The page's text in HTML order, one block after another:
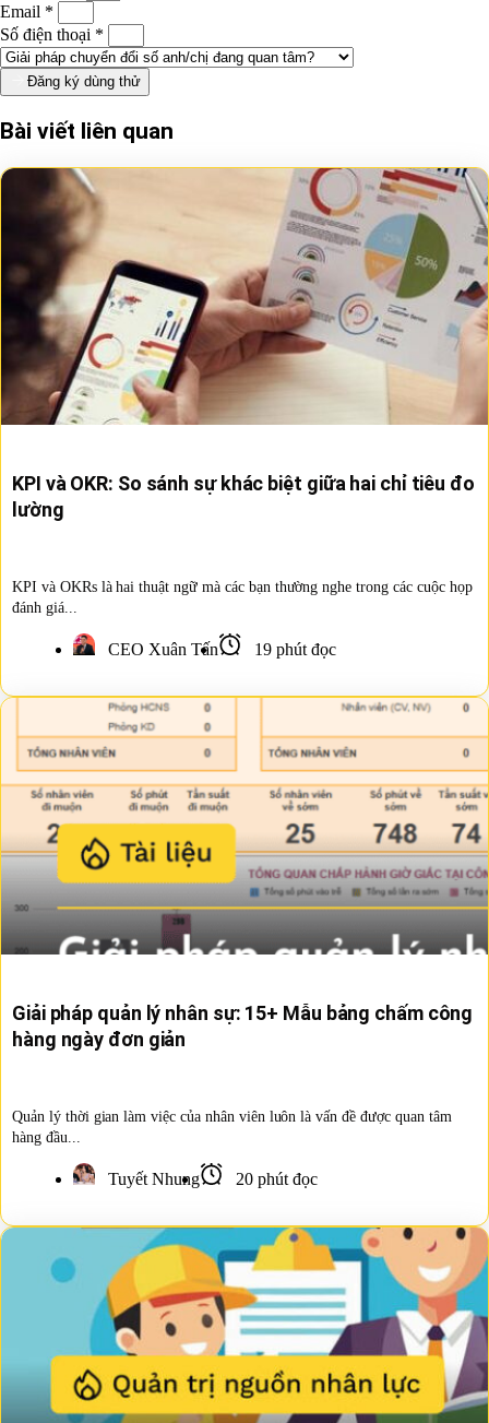
Email *
Số điện thoại *
Đăng ký dùng thử
Bài viết liên quan
KPI và OKR: So sánh sự khác biệt giữa hai chỉ tiêu đo
lường
KPI và OKRs là hai thuật ngữ mà các bạn thường nghe trong các cuộc họp
đánh giá...
CEO Xuân Tấn 19 phút đọc
Giải pháp quản lý nhân sự: 15+ Mẫu bảng chấm công
hàng ngày đơn giản
Quản lý thời gian làm việc của nhân viên luôn là vấn đề được quan tâm
hàng đầu...
Tuyết Nhung 20 phút đọc